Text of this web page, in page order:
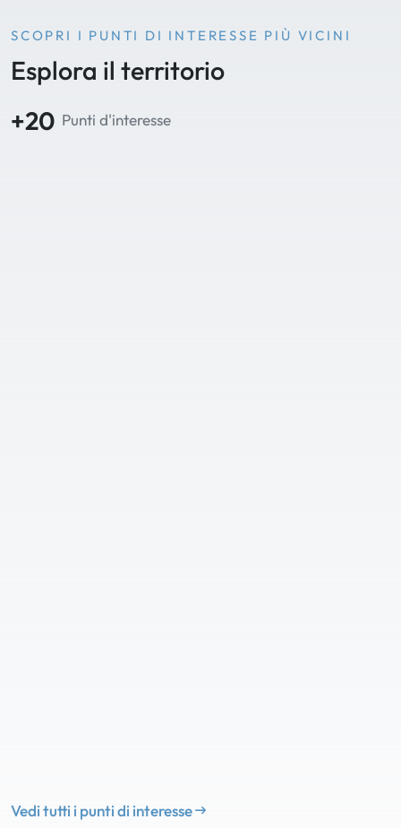
SCOPRI I PUNTI DI INTERESSE PIÙ VICINI
Esplora il territorio
+20 Punti d'interesse
Vedi tutti i punti di interesse